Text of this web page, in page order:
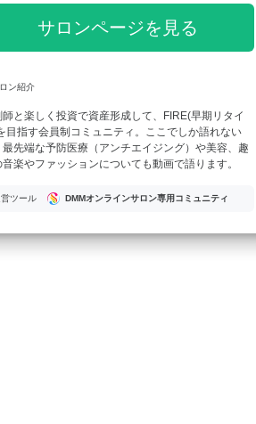
サロンページを見る
ン紹介
師と楽しく投資で資産形成して、FIRE(早期リタイ
目指す会員制コミュニティ。ここでしか語れない
最先端な予防医療（アンチエイジング）や美容、趣
音楽やファッションについても動画で語ります。
ツール DMMオンラインサロン専用コミュニティ